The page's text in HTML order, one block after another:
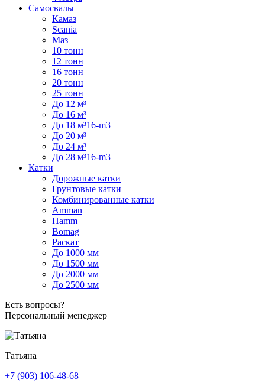
Самосвалы
Камаз
Scania
Маз
10 тонн
12 тонн
16 тонн
20 тонн
25 тонн
До 12 м³
До 16 м³
До 18 м³16-m3
До 20 м³
До 24 м³
До 28 м³16-m3
Катки
Дорожные катки
Грунтовые катки
Комбинированные катки
Amman
Hamm
Bomag
Раскат
До 1000 мм
До 1500 мм
До 2000 мм
До 2500 мм
Есть вопросы?
Персональный менеджер
Татьяна
+7 (903) 106-48-68